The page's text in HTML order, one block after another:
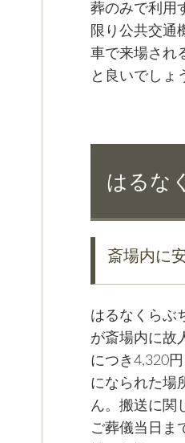
葬のみで利用
限り公共交通
車で来場され
と良いでしょ
はるな
斎場内に
はるなくらぶ
が斎場内に故
につき4,320
になられた場
ん。搬送に関
ご葬儀当日ま